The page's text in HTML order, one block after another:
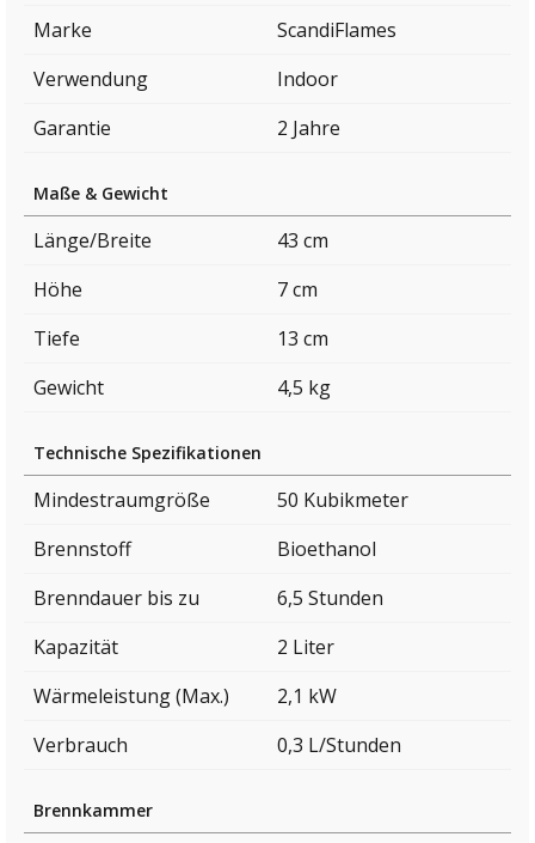
Marke
ScandiFlames
Verwendung
Indoor
Garantie
2 Jahre
Maße & Gewicht
Länge/Breite
43 cm
Höhe
7 cm
Tiefe
13 cm
Gewicht
4,5 kg
Technische Spezifikationen
Mindestraumgröße
50 Kubikmeter
Brennstoff
Bioethanol
Brenndauer bis zu
6,5 Stunden
Kapazität
2 Liter
Wärmeleistung (Max.)
2,1 kW
Verbrauch
0,3 L/Stunden
Brennkammer